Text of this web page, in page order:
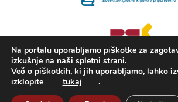
2008 - 2026 © Portal KAMRA
Na portalu uporabljamo piškotke za
izkušnje na naši spletni strani.
Več o piškotkih, ki jih uporabljamo, lahko
izklopite
tukaj .